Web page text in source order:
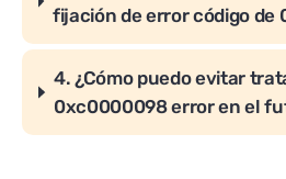
fijación de error código de
4. ¿Cómo puedo evitar
0xc0000098 error en el